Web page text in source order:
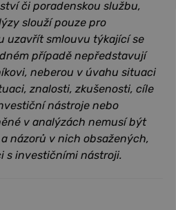
či poradenskou službu,
slouží pouze pro
uzavřít smlouvu týkající se
případě nepředstavují
neberou v úvahu situaci
znalosti, zkušenosti, cíle
nástroje nebo
v analýzách nemusí být
názorů v nich obsažených,
s investičními nástroji.